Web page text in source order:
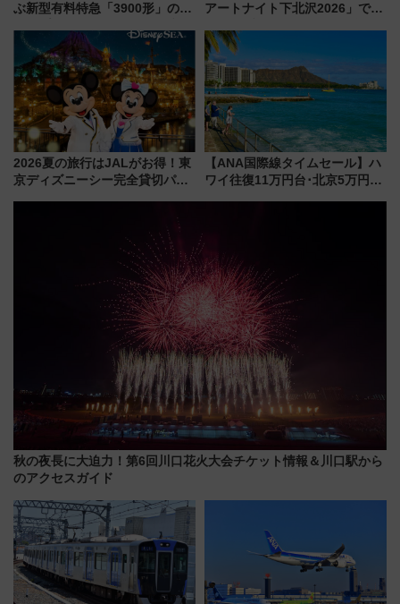
ぶ新型有料特急「3900形」のコ
募集も実施
アートナイト下北沢2026」でイ
を満喫しよう
2026夏の旅行はJALがお得！東
京ディズニーシー完全貸切パー
【ANA国際線タイムセール】ハ
ワイ往復11万円台･北京5万円台
秋の夜長に大迫力！第6回川口花火大会チケット情報＆川口駅から
のアクセスガイド